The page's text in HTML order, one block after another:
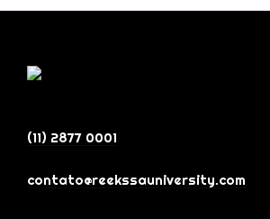
(11) 2877 0001
contato@reekssauniversity.com